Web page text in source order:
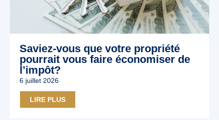
Saviez-vous que votre propriété
pourrait vous faire économiser de
l’impôt?
6 juillet 2026
LIRE PLUS